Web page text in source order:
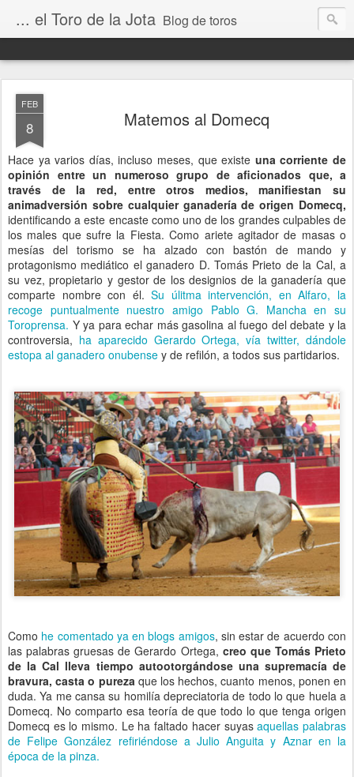
... el Toro de la Jota Blog de toros
FEB
8 Matemos al Domecq
Hace ya varios días, incluso meses, que existe una corriente de
opinión entre un numeroso grupo de aficionados que, a
través de la red, entre otros medios, manifiestan su
animadversión sobre cualquier ganadería de origen Domecq,
identificando a este encaste como uno de los grandes culpables de
los males que sufre la Fiesta. Como ariete agitador de masas o
mesías del torismo se ha alzado con bastón de mando y
protagonismo mediático el ganadero D. Tomás Prieto de la Cal, a
su vez, propietario y gestor de los designios de la ganadería que
comparte nombre con él.Su úlitma intervención, en Alfaro, la
recoge puntualmente nuestro amigo Pablo G. Mancha en su
Toroprensa. Y ya para echar más gasolina al fuego del debate y la
controversia, ha aparecido Gerardo Ortega, vía twitter, dándole
estopa al ganadero onubense y de refilón, a todos sus partidarios.
Como he comentado ya en blogs amigos, sin estar de acuerdo con
las palabras gruesas de Gerardo Ortega, creo que Tomás Prieto
de la Cal lleva tiempo autootorgándose una supremacía de
bravura, casta o pureza que los hechos, cuanto menos, ponen en
duda. Ya me cansa su homilía depreciatoria de todo lo que huela a
Domecq. No comparto esa teoría de que todo lo que tenga origen
Domecq es lo mismo. Le ha faltado hacer suyasaquellas palabras
de Felipe González refiriéndose a Julio Anguita y Aznar en la
época de la pinza.